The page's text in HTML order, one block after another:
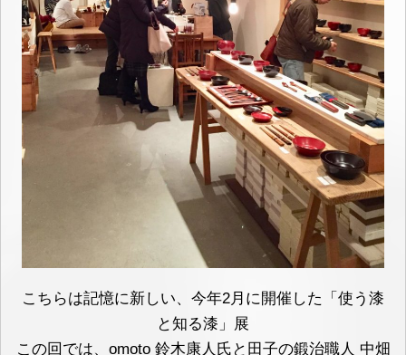
こちらは記憶に新しい、今年2月に開催した「使う漆
と知る漆」展
この回では、omoto 鈴木康人氏と田子の鍛治職人 中畑